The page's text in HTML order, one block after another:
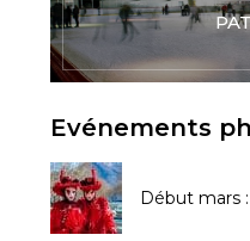
Evénements
Début mars :